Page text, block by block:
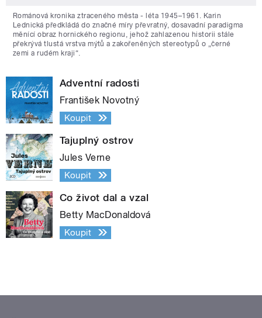
Románová kronika ztraceného města - léta 1945–1961. Karin
Lednická předkládá do značné míry převratný, dosavadní paradigma
měnící obraz hornického regionu, jehož zahlazenou historii stále
překrývá tlustá vrstva mýtů a zakořeněných stereotypů o „černé
zemi a rudém kraji“.
Adventní radosti
František Novotný
Koupit
Tajuplný ostrov
Jules Verne
Koupit
Co život dal a vzal
Betty MacDonaldová
Koupit